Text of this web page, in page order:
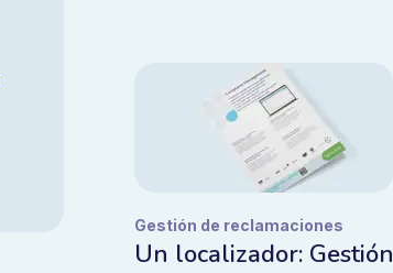
Gestión de reclamaciones
Un localizador: Gestión